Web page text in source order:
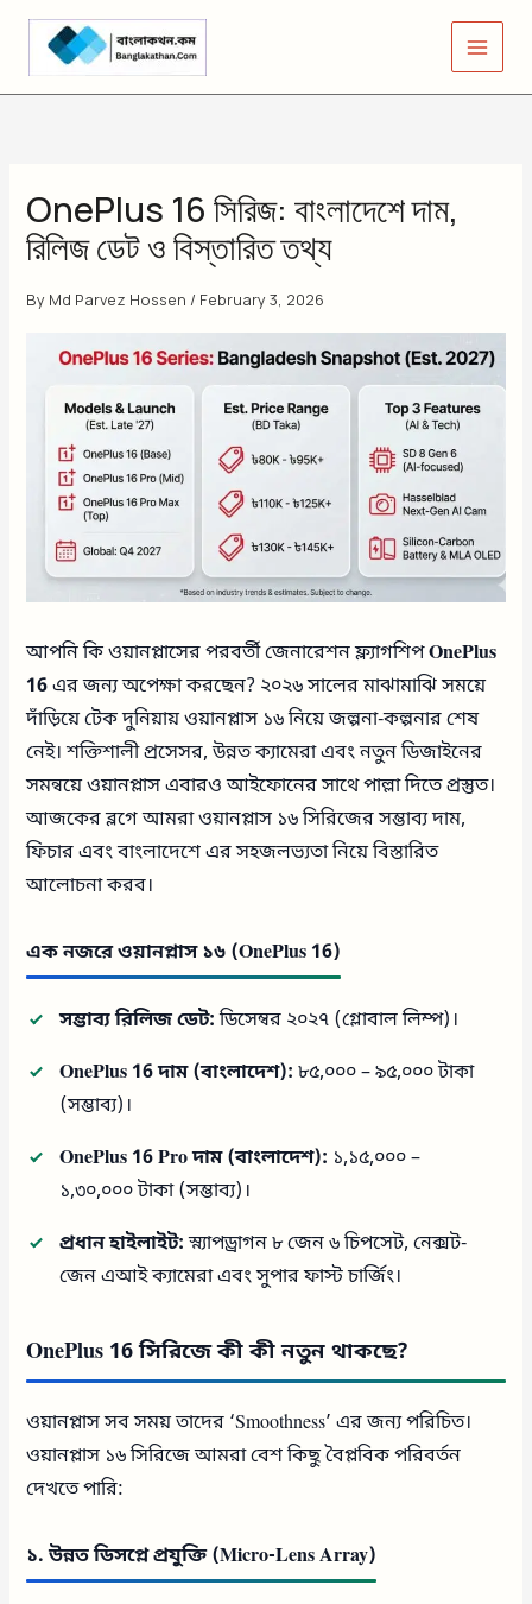
Skip
content
OnePlus 16 সিরিজ: বাংলাদেশে দাম,
রিলিজ ডেট ও বিস্তারিত তথ্য
By Md Parvez Hossen / February 3, 2026
আপনি কি ওয়ানপ্লাসের পরবর্তী জেনারেশন ফ্ল্যাগশিপOnePlus
16এর জন্য অপেক্ষা করছেন? ২০২৬ সালের মাঝামাঝি সময়ে
দাঁড়িয়ে টেক দুনিয়ায় ওয়ানপ্লাস ১৬ নিয়ে জল্পনা-কল্পনার শেষ
নেই। শক্তিশালী প্রসেসর, উন্নত ক্যামেরা এবং নতুন ডিজাইনের
সমন্বয়ে ওয়ানপ্লাস এবারও আইফোনের সাথে পাল্লা দিতে প্রস্তুত।
আজকের ব্লগে আমরা ওয়ানপ্লাস ১৬ সিরিজের সম্ভাব্য দাম,
ফিচার এবং বাংলাদেশে এর সহজলভ্যতা নিয়ে বিস্তারিত
আলোচনা করব।
এক নজরে ওয়ানপ্লাস ১৬ (OnePlus 16)
সম্ভাব্য রিলিজ ডেট:ডিসেম্বর ২০২৭ (গ্লোবাল লিম্প)।
OnePlus 16 দাম (বাংলাদেশ): ৮৫,০০০ – ৯৫,০০০ টাকা
(সম্ভাব্য)।
OnePlus 16 Pro দাম (বাংলাদেশ): ১,১৫,০০০ –
১,৩০,০০০ টাকা (সম্ভাব্য)।
প্রধান হাইলাইট:স্ন্যাপড্রাগন ৮ জেন ৬ চিপসেট, নেক্সট-
জেন এআই ক্যামেরা এবং সুপার ফাস্ট চার্জিং।
OnePlus 16 সিরিজে কী কী নতুন থাকছে?
ওয়ানপ্লাস সব সময় তাদের ‘Smoothness’ এর জন্য পরিচিত।
ওয়ানপ্লাস ১৬ সিরিজে আমরা বেশ কিছু বৈপ্লবিক পরিবর্তন
দেখতে পারি:
১. উন্নত ডিসপ্লে প্রযুক্তি (Micro-Lens Array)